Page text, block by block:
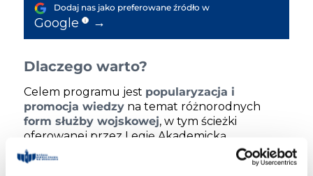
Dodaj nas jako preferowane źródło w
Google i →
Dlaczego warto?
Celem programu jest popularyzacja i
promocja wiedzyna temat różnorodnych
form służby wojskowej, w tym ścieżki
oferowanej przez Legię Akademicką,
stanowiącej cenną opcję rozwoju osobistego i
zawodowego.
Zapraszamy do zapoznania się